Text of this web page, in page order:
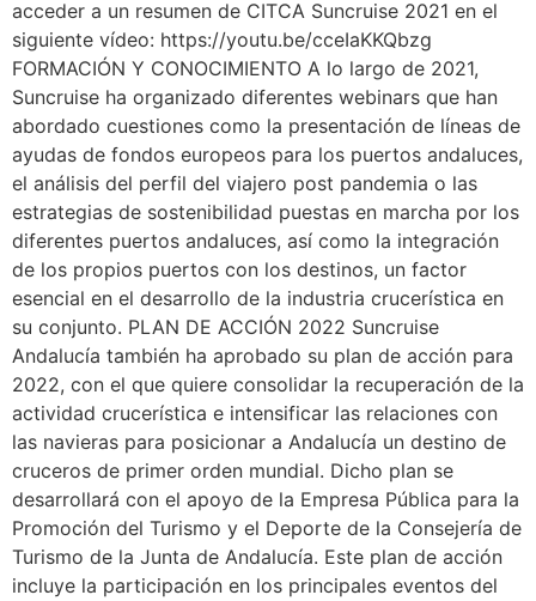
acceder a un resumen de CITCA Suncruise 2021 en el
siguiente vídeo: https://youtu.be/cceIaKKQbzg
FORMACIÓN Y CONOCIMIENTO A lo largo de 2021,
Suncruise ha organizado diferentes webinars que han
abordado cuestiones como la presentación de líneas de
ayudas de fondos europeos para los puertos andaluces,
el análisis del perfil del viajero post pandemia o las
estrategias de sostenibilidad puestas en marcha por los
diferentes puertos andaluces, así como la integración
de los propios puertos con los destinos, un factor
esencial en el desarrollo de la industria crucerística en
su conjunto. PLAN DE ACCIÓN 2022 Suncruise
Andalucía también ha aprobado su plan de acción para
2022, con el que quiere consolidar la recuperación de la
actividad crucerística e intensificar las relaciones con
las navieras para posicionar a Andalucía un destino de
cruceros de primer orden mundial. Dicho plan se
desarrollará con el apoyo de la Empresa Pública para la
Promoción del Turismo y el Deporte de la Consejería de
Turismo de la Junta de Andalucía. Este plan de acción
incluye la participación en los principales eventos del